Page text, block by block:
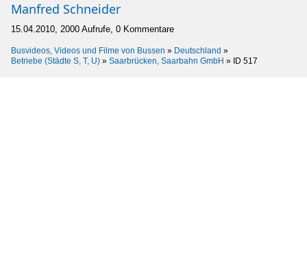
Manfred Schneider
15.04.2010, 2000 Aufrufe, 0 Kommentare
Busvideos, Videos und Filme von Bussen » Deutschland »
Betriebe (Städte S, T, U) » Saarbrücken, Saarbahn GmbH » ID 517